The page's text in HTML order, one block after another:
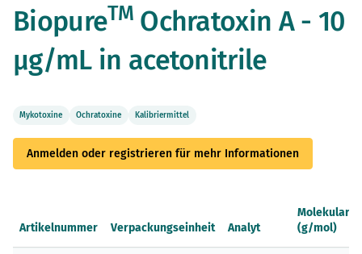
der
Bildergalerie
springen
BiopureTMOchratoxin A - 10
µg/mL in acetonitrile
Mykotoxine Ochratoxine Kalibriermittel
Anmelden oder registrieren für mehr Informationen
Artikelnummer Verpackungseinheit Analyt
(g/mol)